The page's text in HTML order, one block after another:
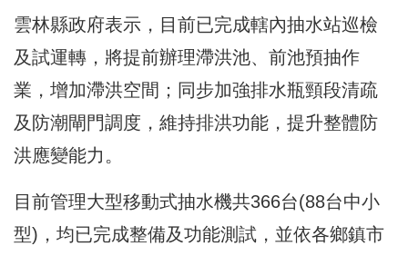
雲林縣政府表示，目前已完成轄內抽水站巡檢
及試運轉，將提前辦理滯洪池、前池預抽作
業，增加滯洪空間；同步加強排水瓶頸段清疏
及防潮閘門調度，維持排洪功能，提升整體防
洪應變能力。
目前管理大型移動式抽水機共366台(88台中小
型)，均已完成整備及功能測試，並依各鄉鎮市